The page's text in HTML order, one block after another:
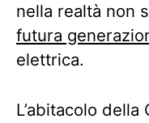
nella realtà non
futura
elettrica.
L’abitacolo